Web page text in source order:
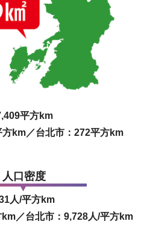
平方km
km／台北市：272平方km
人口密度
人/平方km
／台北市：9,728人/平方km